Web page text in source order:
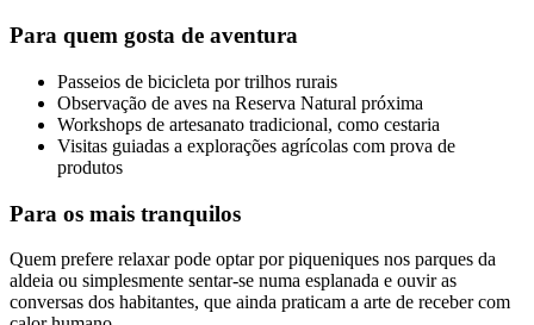
Para quem gosta de aventura
Passeios de bicicleta por trilhos rurais
Observação de aves na Reserva Natural próxima
Workshops de artesanato tradicional, como cestaria
Visitas guiadas a explorações agrícolas com prova de
produtos
Para os mais tranquilos
Quem prefere relaxar pode optar por piqueniques nos parques da
aldeia ou simplesmente sentar-se numa esplanada e ouvir as
conversas dos habitantes, que ainda praticam a arte de receber com